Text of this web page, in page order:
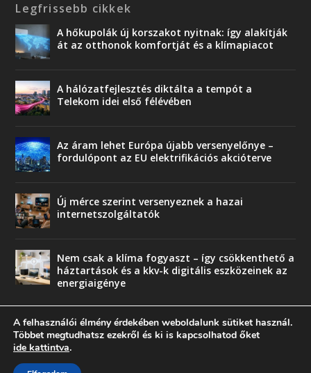
Legfrissebb cikkek
A hőkupolák új korszakot nyitnak: így alakítják
át az otthonok komfortját és a klímapiacot
A hálózatfejlesztés diktálta a tempót a
Telekom idei első félévében
Az áram lehet Európa újabb versenyelőnye –
fordulópont az EU elektrifikációs akcióterve
Új mérce szerint versenyeznek a hazai
internetszolgáltatók
Nem csak a klíma fogyaszt – így csökkenthető a
háztartások és a kkv-k digitális eszközeinek az
energiaigénye
A felhasználói élmény érdekében weboldalunk sütiket használ.
Többet megtudhatsz ezekről és ki is kapcsolhatod őket
ide kattintva.